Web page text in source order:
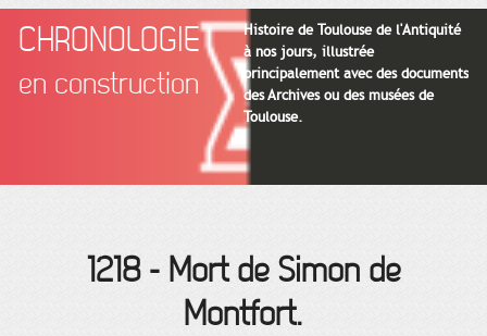
CHRONOLOGIE
en construction
Histoire de Toulouse de l'Antiquité
à nos jours, illustrée
principalement avec des documents
des Archives ou des musées de
Toulouse.
1218- Mort de Simon de
Montfort.